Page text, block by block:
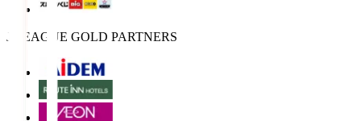
J.LEAGUE GOLD PARTNERS